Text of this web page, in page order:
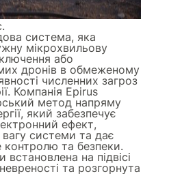
система, яка
мікрохвильову
або
дронів в обмеженому
численних загроз
Компанія Epirus
метод напряму
який забезпечує
ефект,
системи та дає
та безпеки.
на підвісі
та розгорнута